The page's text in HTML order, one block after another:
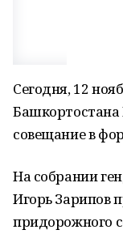
Сегодня, 12
Башкортостана
совещание в
На собрании
Игорь Зарипов
придорожного